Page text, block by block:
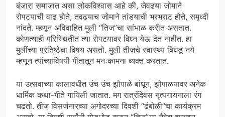
बंजारा समाजात असा लोकविश्वास आहे की, जेवढया जोमाने
रोपटयाची वाढ होते, तवढयाच जोमाने तांडयाची भरभराट होते, समृध्दी
नांदते. म्हणून अविवाहित मुली “तिज”चा सांभाळ करीत असतात.
कोणत्याही परिस्थितीत त्या रोपटयावर विघ्न येऊ देत नाहीत. हा
मुलींच्या प्रतिष्ठेचा विषय असतो. मुली तीजचे स्वास्थ्य बिघडू नये
म्हणून त्यांच्याविषयी गीतातून मनःकामना व्यक्त करतात.
या उत्सवाच्या कालावधीत उंच उंच झोपाळे बांधून, झोपाळयावर अनेक
धार्मिक कथा-गीते गायिली जातात. मग रात्रंदिवस नृत्यगायनाला रंग
चढतो. तीज विसर्जनारच्या अगोदरच्या दिवशी “ढंबोळी”चा कार्यक्रम